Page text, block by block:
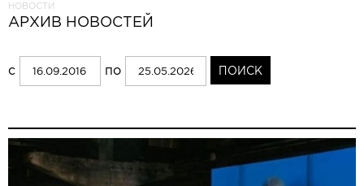
НОВОСТИ
АРХИВ НОВОСТЕЙ
с по